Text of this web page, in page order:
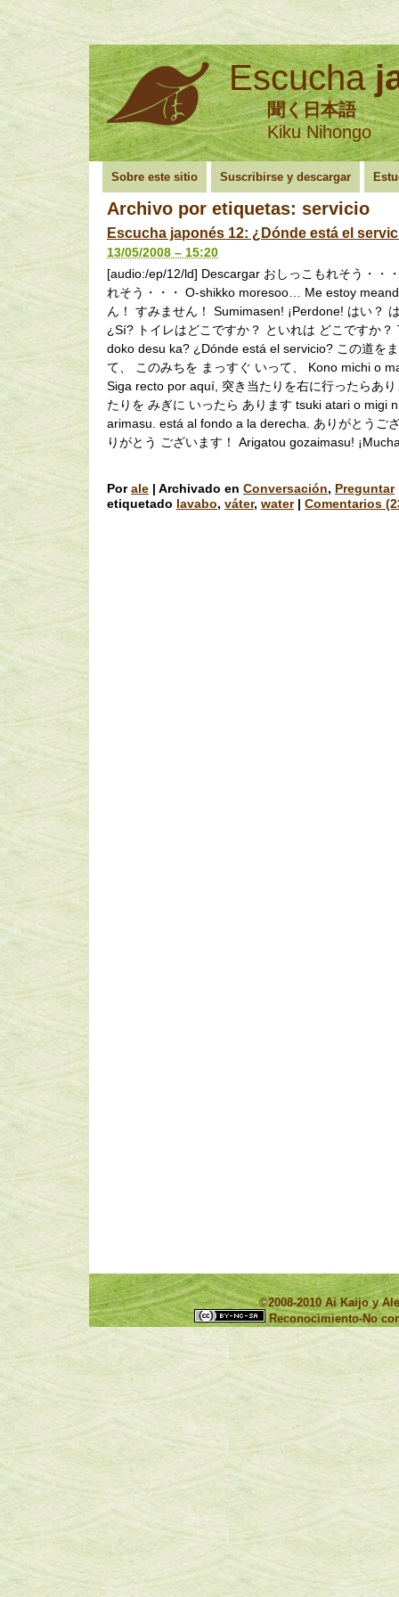
Escucha
聞く日本語
Kiku Nihongo
Sobre este sitio Suscribirse y descargar
Archivo por etiquetas: servicio
Escucha japonés 12: ¿Dónde está el
13/05/2008 – 15:20
[audio:/ep/12/ld] Descargar おしっこもれそう・・
れそう・・・ O-shikko moresoo… Me estoy
ん！ すみません！ Sumimasen! ¡Perdone! はい？
¿Sí? トイレはどこですか？ といれは どこですか？
doko desu ka? ¿Dónde está el servicio? この道を
て、 このみちを まっすぐ いって、 Kono michi o
Siga recto por aquí, 突き当たりを右に行ったらあ
たりを みぎに いったら あります tsuki atari o migi
arimasu. está al fondo a la derecha. ありがとうご
りがとう ございます！ Arigatou gozaimasu!
Por ale Archivado en Conversación, Preguntar
etiquetado lavabo, váter, water Comentarios
©2008-2010 Ai Kaijo y
Reconocimiento-No